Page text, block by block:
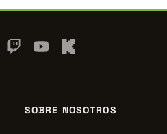
SOBRE NOSOTROS